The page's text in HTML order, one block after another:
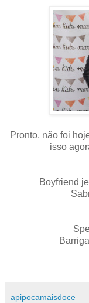
Pronto, não foi
isso
Boyfriend
apipocamaisdoce